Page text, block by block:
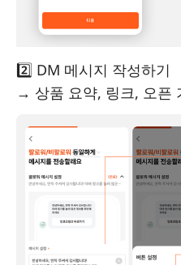
2️⃣ DM 메시지 작성하기
→ 상품 요약, 링크, 오픈